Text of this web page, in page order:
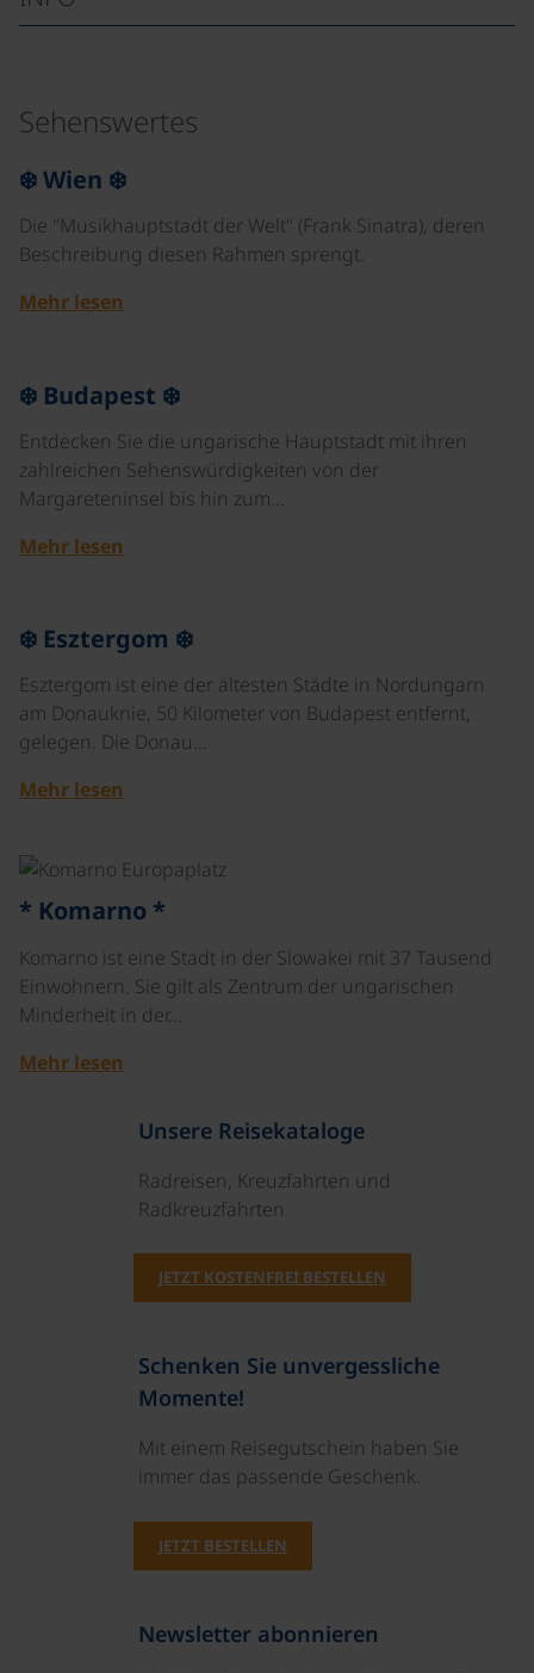
Sehenswertes
❄️ Wien ❄️
Die "Musikhauptstadt der Welt" (Frank Sinatra), deren
Beschreibung diesen Rahmen sprengt.
Mehr lesen
❄️ Budapest ❄️
Entdecken Sie die ungarische Hauptstadt mit ihren
zahlreichen Sehenswürdigkeiten von der
Margareteninsel bis hin zum…
Mehr lesen
❄️ Esztergom ❄️
Esztergom ist eine der ältesten Städte in Nordungarn
am Donauknie, 50 Kilometer von Budapest entfernt,
gelegen. Die Donau…
Mehr lesen
* Komarno *
Komarno ist eine Stadt in der Slowakei mit 37 Tausend
Einwohnern. Sie gilt als Zentrum der ungarischen
Minderheit in der…
Mehr lesen
Unsere Reisekataloge
Radreisen, Kreuzfahrten und
Radkreuzfahrten
JETZT KOSTENFREI BESTELLEN
Schenken Sie unvergessliche
Momente!
Mit einem Reisegutschein haben Sie
immer das passende Geschenk.
JETZT BESTELLEN
Newsletter abonnieren